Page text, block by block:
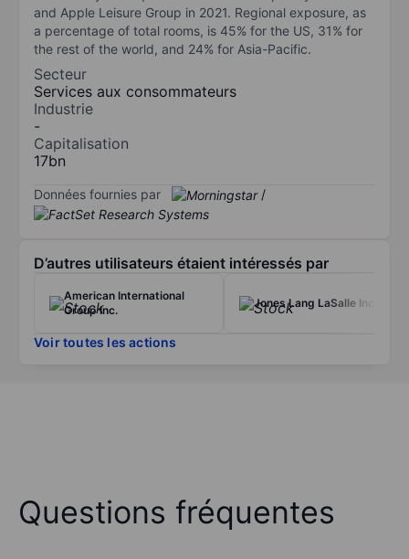
and Apple Leisure Group in 2021. Regional exposure, as
a percentage of total rooms, is 45% for the US, 31% for
the rest of the world, and 24% for Asia-Pacific.
Secteur
Services aux consommateurs
Industrie
-
Capitalisation
17bn
Données fournies par /
D’autres utilisateurs étaient intéressés par
American International
Group Inc.
Jones Lang LaSalle Inc.
Voir toutes les actions
Questions fréquentes